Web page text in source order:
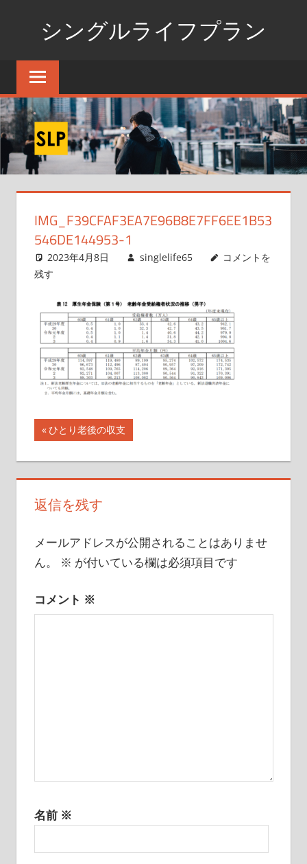
へ
ス
キ
ッ
シングルライフプラン
独
活
た
め
IMG_F39CFAF3EA7E96B8E7FF6EE1B53
546DE144953-1
2023年4月8日 singlelife65
コメントを
残す
投
稿
ナ
ビ
ゲ
ー
シ
ョ
前
の
記
事:
ひとり老後の収支
返信を残す
メールアドレスが公開されることはありませ
ん。
※ が付いている欄は必須項目です
コメント ※
名前 ※